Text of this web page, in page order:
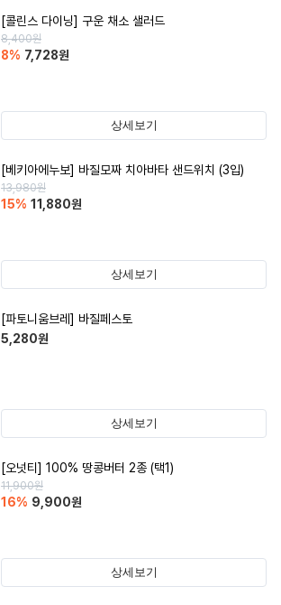
[콜린스 다이닝] 구운 채소 샐러드
8,400원
8% 7,728원
상세보기
[베키아에누보] 바질모짜 치아바타 샌드위치 (3입)
13,980원
15% 11,880원
상세보기
[파토니움브레] 바질페스토
5,280원
상세보기
[오넛티] 100% 땅콩버터 2종 (택1)
11,900원
16% 9,900원
상세보기